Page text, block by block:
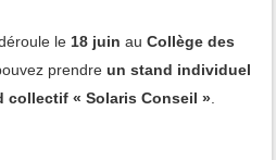
le 18 juin au Collège des
prendre un stand individuel
collectif « Solaris Conseil ».